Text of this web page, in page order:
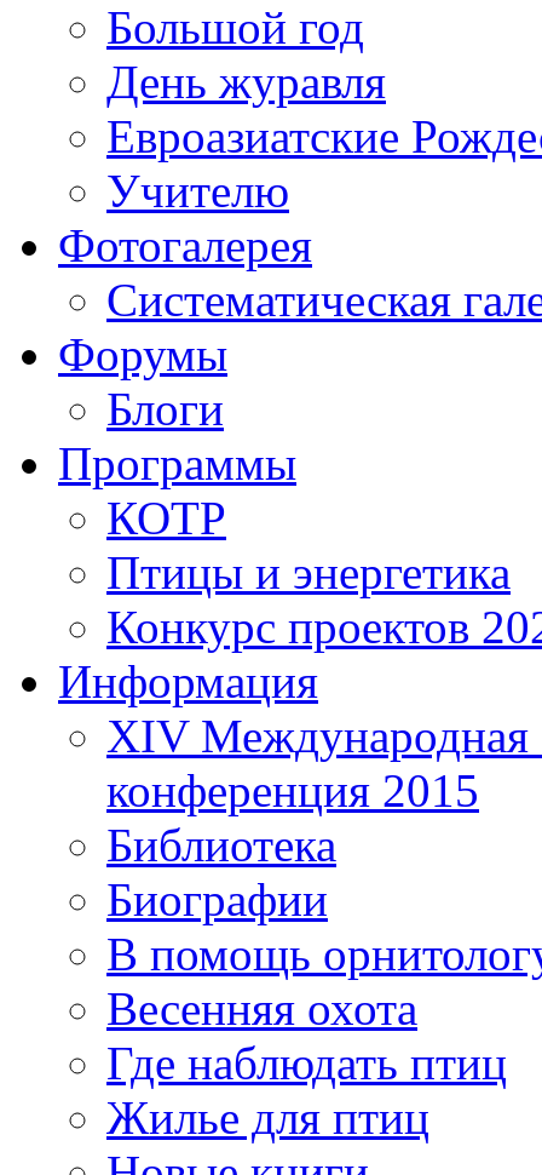
Большой год
День журавля
Евроазиатские
Учителю
Фотогалерея
Систематическая
Форумы
Блоги
Программы
КОТР
Птицы и энергетика
Конкурс проектов
Информация
XIV Международная
конференция 2015
Библиотека
Биографии
В помощь
Весенняя охота
Где наблюдать птиц
Жилье для птиц